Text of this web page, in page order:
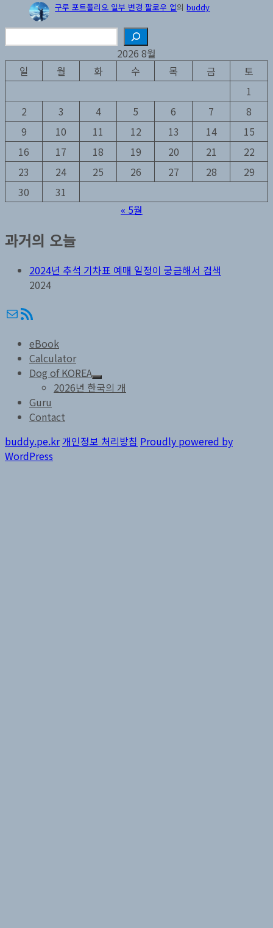
구루 포트폴리오 일부 변경 팔로우 업의buddy
색
2026 8월
일
월 화 수 목 금
토
1
2
3 4 5 6 7
8
9
10 11 12 13 14
15
16
17 18 19 20 21
22
23
24 25 26 27 28
29
30
31
« 5월
과거의 오늘
2024년 추석 기차표 예매 일정이 궁금해서 검색
2024
메일RSS
eBook
Calculator
Dog of KOREA
하
위
장
2026년 한국의 개
Guru
Contact
buddy.pe.kr개인정보 처리방침 Proudly powered by
WordPress